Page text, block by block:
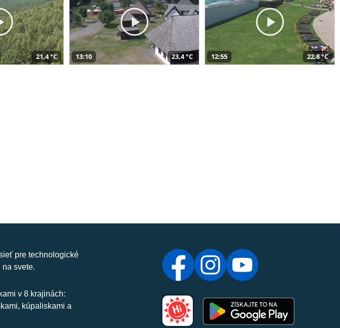
21,4 °C 13:10 23,4 °C 12:55 22,8 °C
pre technologické
svete.
v 8 krajinách:
kúpaliskami a